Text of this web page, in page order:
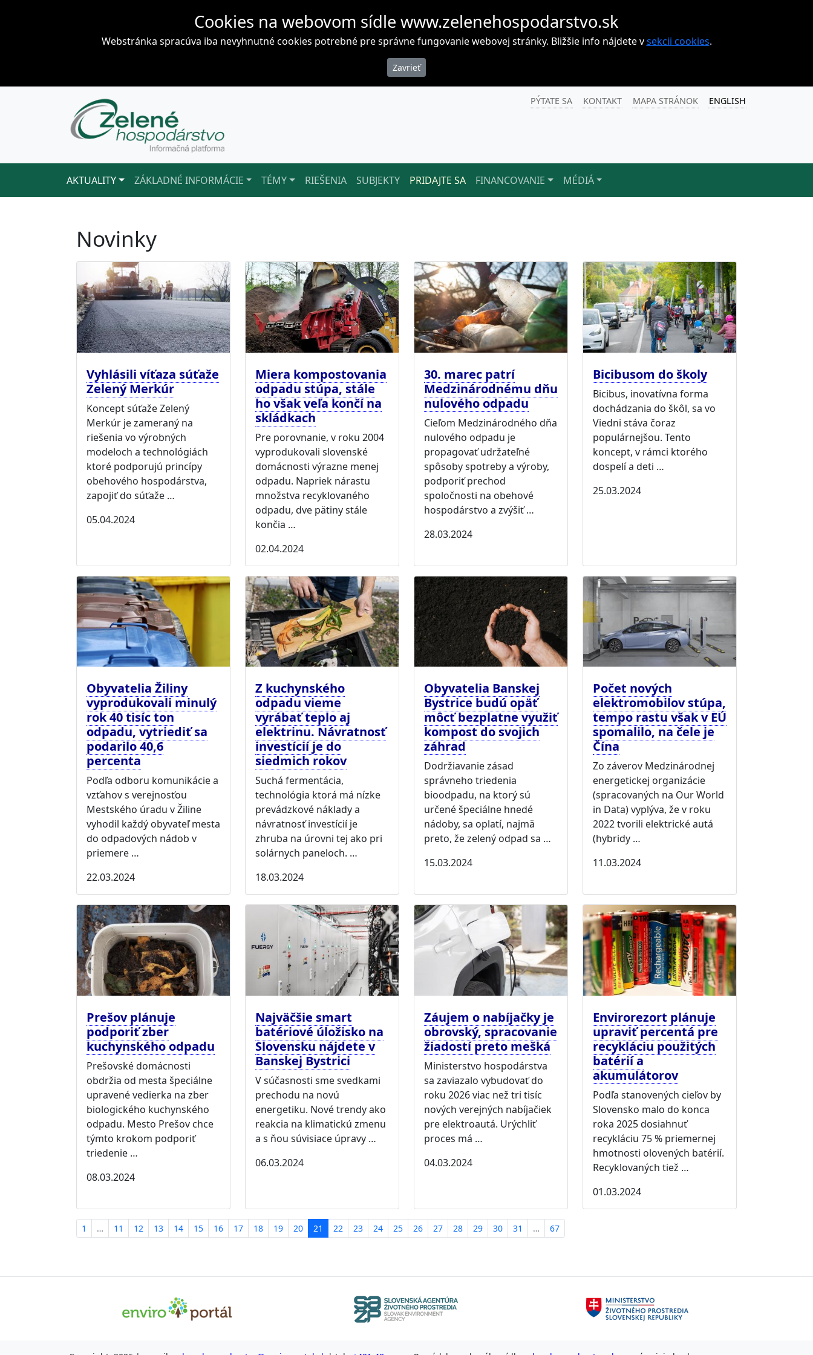
Cookies na webovom sídle www.zelenehospodarstvo.sk
Webstránka spracúva iba nevyhnutné cookies potrebné pre správne fungovanie webovej stránky. Bližšie info nájdete vsekcii cookies.
PÝTATE SA KONTAKT MAPA STRÁNOK ENGLISH
AKTUALITY ZÁKLADNÉ INFORMÁCIE TÉMY RIEŠENIA SUBJEKTY PRIDAJTE SA FINANCOVANIE MÉDIÁ
Novinky
Vyhlásili víťaza súťaže
Zelený Merkúr
Koncept súťaže Zelený
Merkúr je zameraný na
riešenia vo výrobných
modeloch a technológiách
ktoré podporujú princípy
obehového hospodárstva,
zapojiť do súťaže …
05.04.2024
Miera kompostovania
odpadu stúpa, stále
ho však veľa končí na
skládkach
Pre porovnanie, v roku 2004
vyprodukovali slovenské
domácnosti výrazne menej
odpadu. Napriek nárastu
množstva recyklovaného
odpadu, dve pätiny stále
končia …
02.04.2024
30. marec patrí
Medzinárodnému dňu
nulového odpadu
Cieľom Medzinárodného dňa
nulového odpadu je
propagovať udržateľné
spôsoby spotreby a výroby,
podporiť prechod
spoločnosti na obehové
hospodárstvo a zvýšiť …
28.03.2024
Bicibusom do školy
Bicibus, inovatívna forma
dochádzania do škôl, sa vo
Viedni stáva čoraz
populárnejšou. Tento
koncept, v rámci ktorého
dospelí a deti …
25.03.2024
Obyvatelia Žiliny
vyprodukovali minulý
rok 40 tisíc ton
odpadu, vytriediť sa
podarilo 40,6
percenta
Podľa odboru komunikácie a
vzťahov s verejnosťou
Mestského úradu v Žiline
vyhodil každý obyvateľ mesta
do odpadových nádob v
priemere …
22.03.2024
Z kuchynského
odpadu vieme
vyrábať teplo aj
elektrinu. Návratnosť
investícií je do
siedmich rokov
Suchá fermentácia,
technológia ktorá má nízke
prevádzkové náklady a
návratnosť investícií je
zhruba na úrovni tej ako pri
solárnych paneloch. …
18.03.2024
Obyvatelia Banskej
Bystrice budú opäť
môcť bezplatne využiť
kompost do svojich
záhrad
Dodržiavanie zásad
správneho triedenia
bioodpadu, na ktorý sú
určené špeciálne hnedé
nádoby, sa oplatí, najmä
preto, že zelený odpad sa …
15.03.2024
Počet nových
elektromobilov stúpa,
tempo rastu však v EÚ
spomalilo, na čele je
Čína
Zo záverov Medzinárodnej
energetickej organizácie
(spracovaných na Our World
in Data) vyplýva, že v roku
2022 tvorili elektrické autá
(hybridy …
11.03.2024
Prešov plánuje
podporiť zber
kuchynského odpadu
Prešovské domácnosti
obdržia od mesta špeciálne
upravené vedierka na zber
biologického kuchynského
odpadu. Mesto Prešov chce
týmto krokom podporiť
triedenie …
08.03.2024
Najväčšie smart
batériové úložisko na
Slovensku nájdete v
Banskej Bystrici
V súčasnosti sme svedkami
prechodu na novú
energetiku. Nové trendy ako
reakcia na klimatickú zmenu
a s ňou súvisiace úpravy …
06.03.2024
Záujem o nabíjačky je
obrovský, spracovanie
žiadostí preto mešká
Ministerstvo hospodárstva
sa zaviazalo vybudovať do
roku 2026 viac než tri tisíc
nových verejných nabíjačiek
pre elektroautá. Urýchliť
proces má …
04.03.2024
Envirorezort plánuje
upraviť percentá pre
recykláciu použitých
batérií a
akumulátorov
Podľa stanovených cieľov by
Slovensko malo do konca
roka 2025 dosiahnuť
recykláciu 75 % priemernej
hmotnosti olovených batérií.
Recyklovaných tiež …
01.03.2024
1 … 11 12 13 14 15 16 17 18 19 20 21 22 23 24 25 26 27 28 29 30 31 … 67